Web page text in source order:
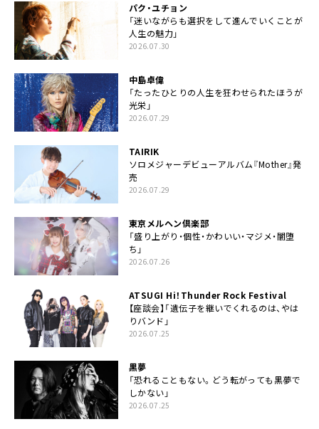
パク・ユチョン
「迷いながらも選択をして進んでいくことが
人生の魅力」
2026.07.30
中島卓偉
「たったひとりの人生を狂わせられたほうが
光栄」
2026.07.29
TAIRIK
ソロメジャーデビューアルバム『Mother』発
売
2026.07.29
東京メルヘン倶楽部
「盛り上がり・個性・かわいい・マジメ・闇堕
ち」
2026.07.26
ATSUGI Hi！Thunder Rock Festival
【座談会】「遺伝子を継いでくれるのは、やは
りバンド」
2026.07.25
黒夢
「恐れることもない。どう転がっても黒夢で
しかない」
2026.07.25